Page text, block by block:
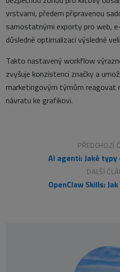
vrstvami, předem připravenou
samostatnými exporty pro web,
důsledné optimalizaci výsledné
Takto nastavený workflow
zvyšuje konzistenci značky a
marketingovým týmům reagovat
návratu ke grafikovi.
PŘEDCHOZÍ
DALŠÍ